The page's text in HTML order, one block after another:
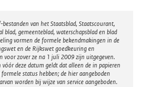
van het Staatsblad, Staatscourant,
blad, gemeenteblad, waterschapsblad en blad
vormen de formele bekendmakingen in de
en de Rijkswet goedkeuring en
voor zover ze na 1 juli 2009 zijn uitgegeven.
deze datum geldt dat alleen de in papieren
status hebben; de hier aangeboden
worden bij wijze van service aangeboden.